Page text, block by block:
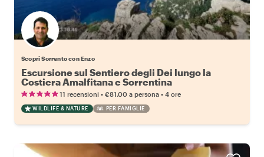
Scopri Sorrento con Enzo
Escursione sul Sentiero degli Dei lungo la
Costiera Amalfitana e Sorrentina
11 recensioni • €81.00 a persona • 4 ore
WILDLIFE & NATURE PER FAMIGLIE